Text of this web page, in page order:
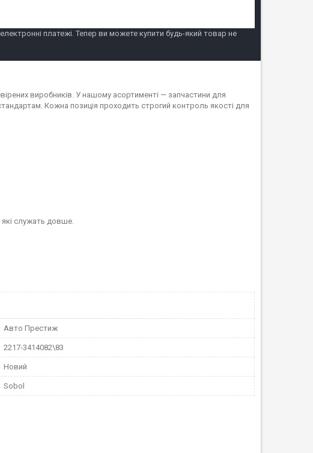
електронні платежі. Тепер ви можете купити будь-який товар не
виробників. У нашому асортименті — запчастини для
Кожна позиція проходить строгий контроль якості для
які служать довше.
Авто Престиж
2217-3414082\83
Новий
Sobol